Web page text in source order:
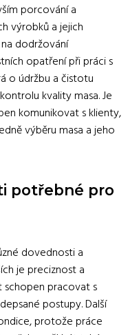
porcování a
výrobků a jejich
dodržování
opatření při práci s
o údržbu a čistotu
kvality masa. Je
komunikovat s klienty,
výběru masa a jeho
potřebné pro
dovednosti a
je preciznost a
pracovat s
postupy. Další
protože práce